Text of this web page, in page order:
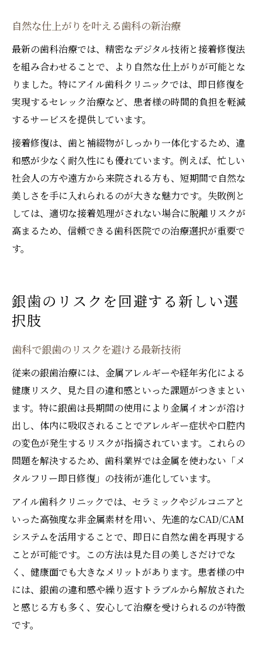
自然な仕上がりを叶える歯科の新治療
最新の歯科治療では、精密なデジタル技術と接着修復法
を組み合わせることで、より自然な仕上がりが可能とな
りました。特にアイル歯科クリニックでは、即日修復を
実現するセレック治療など、患者様の時間的負担を軽減
するサービスを提供しています。
接着修復は、歯と補綴物がしっかり一体化するため、違
和感が少なく耐久性にも優れています。例えば、忙しい
社会人の方や遠方から来院される方も、短期間で自然な
美しさを手に入れられるのが大きな魅力です。失敗例と
しては、適切な接着処理がされない場合に脱離リスクが
高まるため、信頼できる歯科医院での治療選択が重要で
す。
銀歯のリスクを回避する新しい選
択肢
歯科で銀歯のリスクを避ける最新技術
従来の銀歯治療には、金属アレルギーや経年劣化による
健康リスク、見た目の違和感といった課題がつきまとい
ます。特に銀歯は長期間の使用により金属イオンが溶け
出し、体内に吸収されることでアレルギー症状や口腔内
の変色が発生するリスクが指摘されています。これらの
問題を解決するため、歯科業界では金属を使わない「メ
タルフリー即日修復」の技術が進化しています。
アイル歯科クリニックでは、セラミックやジルコニアと
いった高強度な非金属素材を用い、先進的なCAD/CAM
システムを活用することで、即日に自然な歯を再現する
ことが可能です。この方法は見た目の美しさだけでな
く、健康面でも大きなメリットがあります。患者様の中
には、銀歯の違和感や繰り返すトラブルから解放された
と感じる方も多く、安心して治療を受けられるのが特徴
です。